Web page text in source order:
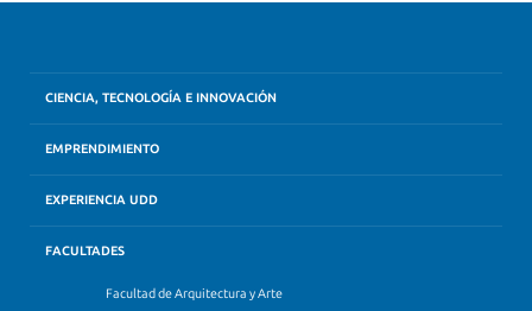
CIENCIA, TECNOLOGÍA E INNOVACIÓN
EMPRENDIMIENTO
EXPERIENCIA UDD
FACULTADES
Facultad de Arquitectura y Arte